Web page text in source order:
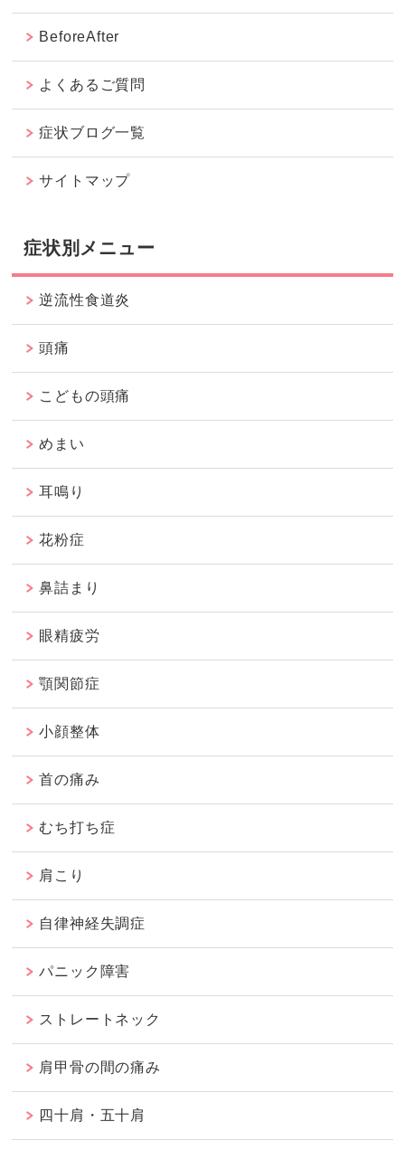
BeforeAfter
よくあるご質問
症状ブログ一覧
サイトマップ
症状別メニュー
逆流性食道炎
頭痛
こどもの頭痛
めまい
耳鳴り
花粉症
鼻詰まり
眼精疲労
顎関節症
小顔整体
首の痛み
むち打ち症
肩こり
自律神経失調症
パニック障害
ストレートネック
肩甲骨の間の痛み
四十肩・五十肩